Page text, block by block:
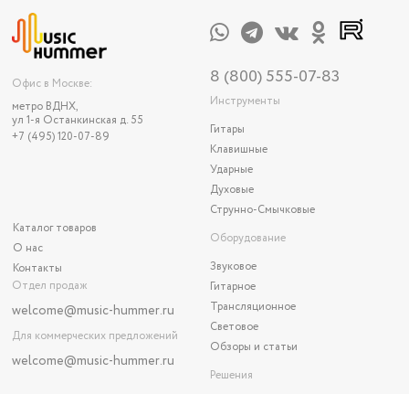
Офис в Москве:
метро ВДНХ,
ул 1-я Останкинская д. 55
+7 (495) 120-07-89
Каталог товаров
О нас
Контакты
Отдел продаж
welcome@music-hummer.ru
Для коммерческих предложений
welcome@music-hummer.ru
8 (800) 555-07-83
Инструменты
Гитары
Клавишные
Ударные
Духовые
Струнно-Смычковые
Оборудование
Звуковое
Гитарное
Трансляционное
Световое
Обзоры и статьи
Решения